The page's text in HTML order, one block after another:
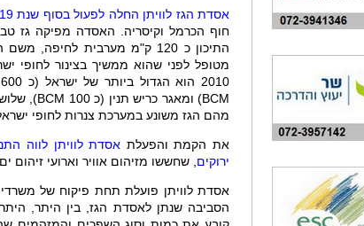
אסדת הגז לוויתן החלה לפעול בסוף שנת 2019
חוף הכרמל וקיסריה. האסדה מפיקה גז
התיכון כ 120 ק"מ מערבית
מטופל לפני שהוא ממשיך בצינור לחופי
2010 הוא הגדול ביותר של ישראל (כ 600
BCM) ומאגר כריש תנין (כ 100 BCM
),
מהם הגז משונע במערכת צנרות לחופי
את הקמת והפעלת אסדת לוויתן לווה
ירוקים , שחששו מזיהום אוויר וארועי זיהום
אסדת לוויתן פועלת תחת פיקוח של
הסביבה שנתן לאסדת הגז, בין היתר,